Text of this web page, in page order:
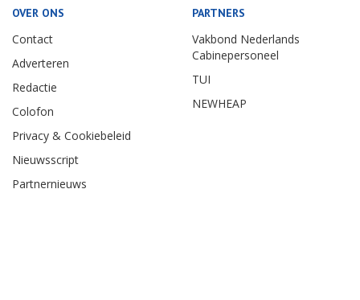
OVER ONS
Contact
Adverteren
Redactie
Colofon
Privacy & Cookiebeleid
Nieuwsscript
Partnernieuws
PARTNERS
Vakbond Nederlands
Cabinepersoneel
TUI
NEWHEAP